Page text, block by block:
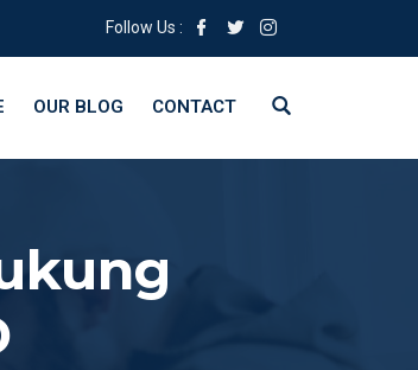
Follow Us :
OUR BLOG CONTACT